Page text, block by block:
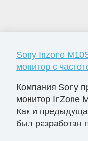
Sony Inzone
монитор с
Компания Sony
монитор InZone
Как и
был разработан